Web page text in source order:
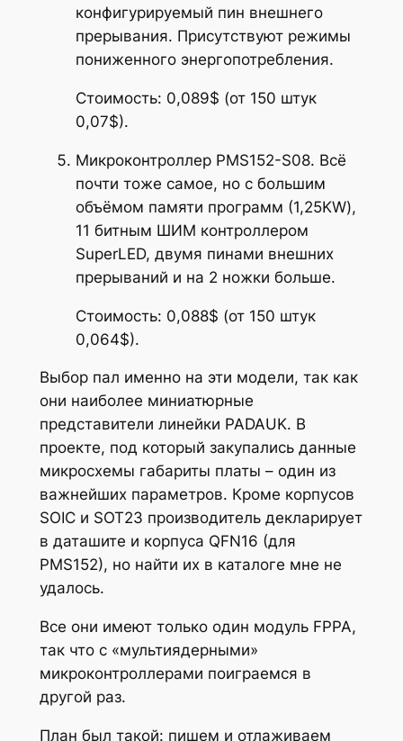
конфигурируемый пин внешнего
прерывания. Присутствуют режимы
пониженного энергопотребления.
Стоимость: 0,089$ (от 150 штук
0,07$).
Микроконтроллер PMS152-S08. Всё
почти тоже самое, но с большим
объёмом памяти программ (1,25KW),
11 битным ШИМ контроллером
SuperLED, двумя пинами внешних
прерываний и на 2 ножки больше.
Стоимость: 0,088$ (от 150 штук
0,064$).
Выбор пал именно на эти модели, так как
они наиболее миниатюрные
представители линейки PADAUK. В
проекте, под который закупались данные
микросхемы габариты платы – один из
важнейших параметров. Кроме корпусов
SOIC и SOT23 производитель декларирует
в даташите и корпуса QFN16 (для
PMS152), но найти их в каталоге мне не
удалось.
Все они имеют только один модуль FPPA,
так что с «мультиядерными»
микроконтроллерами поиграемся в
другой раз.
План был такой: пишем и отлаживаем